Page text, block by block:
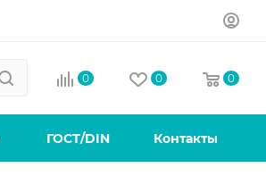
0 0 0
ГОСТ/DIN Контакты